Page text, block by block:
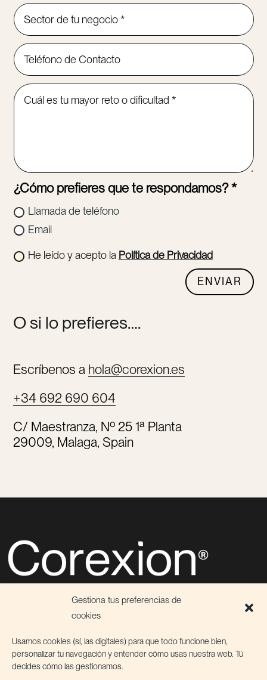
Gestiona tus preferencias de
cookies
Usamos cookies (sí, las digitales) para que todo funcione bien,
personalizar tu navegación y entender cómo usas nuestra web. Tú
decides cómo las gestionamos.
¿Cómo prefieres que te respondamos? *
Llamada de teléfono
Email
He leído y acepto la Política de Privacidad
ENVIAR
O si lo prefieres….
Escríbenos a hola@corexion.es
+34 692 690 604
C/ Maestranza, Nº 25 1ª Planta
29009, Malaga, Spain
Descubre el poder de la conexión
⮡ Agencia de Marketing Digital & Growth
⮡ Servicios de Marketing Fraccional
⮡
Shopify Partners